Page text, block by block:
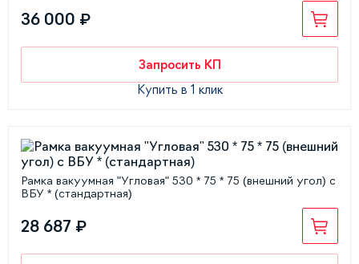
36 000 ₽
Запросить КП
Купить в 1 клик
Рамка вакуумная "Угловая" 530 * 75 * 75 (внешний угол) с
ВБУ * (стандартная)
28 687 ₽